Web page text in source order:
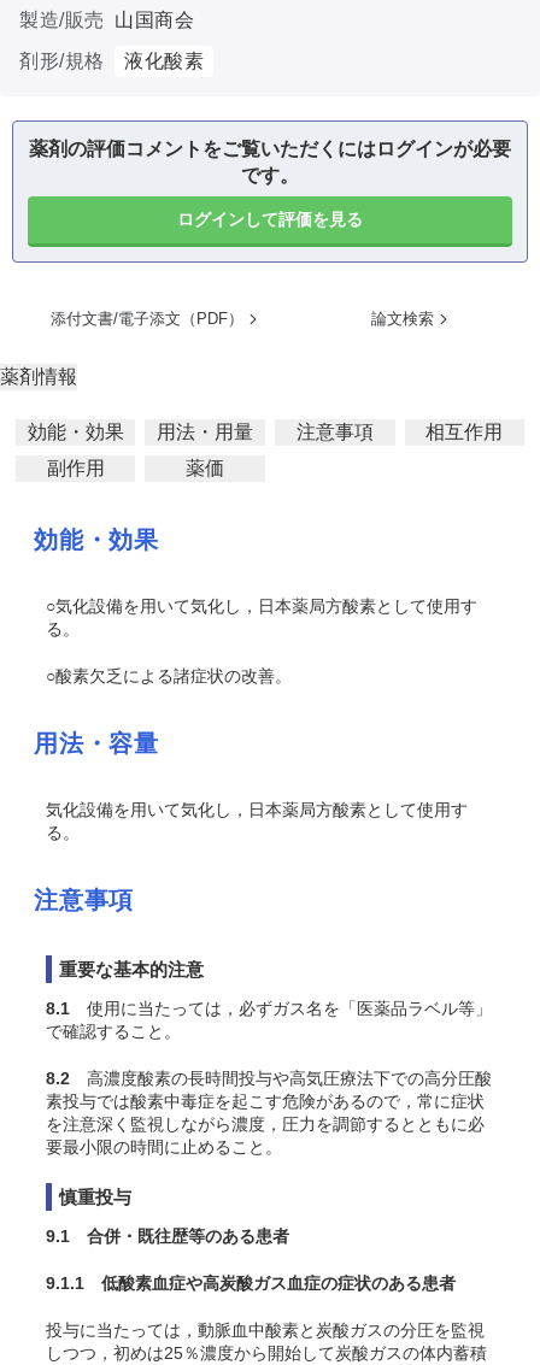
製造/販売
山国商会
剤形/規格
液化酸素
薬剤の評価コメントをご覧いただくにはログインが必要
です。
ログインして評価を見る
添付文書/電子添文（PDF） 論文検索
薬剤情報
効能・効果 用法・用量 注意事項
相互作用
副作用
薬価
効能・効果
○気化設備を用いて気化し，日本薬局方酸素として使用す
る。
○酸素欠乏による諸症状の改善。
用法・容量
気化設備を用いて気化し，日本薬局方酸素として使用す
る。
注意事項
重要な基本的注意
8.1 使用に当たっては，必ずガス名を「医薬品ラベル等」
で確認すること。
8.2 高濃度酸素の長時間投与や高気圧療法下での高分圧酸
素投与では酸素中毒症を起こす危険があるので，常に症状
を注意深く監視しながら濃度，圧力を調節するとともに必
要最小限の時間に止めること。
慎重投与
9.1 合併・既往歴等のある患者
9.1.1 低酸素血症や高炭酸ガス血症の症状のある患者
投与に当たっては，動脈血中酸素と炭酸ガスの分圧を監視
しつつ，初めは25％濃度から開始して炭酸ガスの体内蓄積